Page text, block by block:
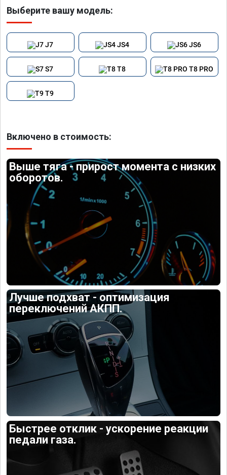
Выберите вашу модель:
J7 JS4 JS6
S7 T8 T8 PRO
T9
Включено в стоимость:
Выше тяга - прирост момента с низких
оборотов.
Лучше подхват - оптимизация
переключений АКПП.
Быстрее отклик - ускорение реакции
педали газа.